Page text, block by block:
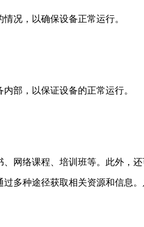
况，以确保设备正常运行。
部，以保证设备的正常运行。
网络课程、培训班等。此外，
多种途径获取相关资源和信息